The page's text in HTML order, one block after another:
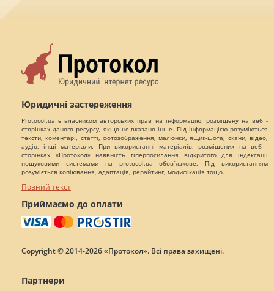
Юридичні застереження
Protocol.ua є власником авторських прав на інформацію, розміщену на веб -
сторінках даного ресурсу, якщо не вказано інше. Під інформацією розуміються
тексти, коментарі, статті, фотозображення, малюнки, ящик-шота, скани, відео,
аудіо, інші матеріали. При використанні матеріалів, розміщених на веб -
сторінках «Протокол» наявність гіперпосилання відкритого для індексації
пошуковими системами на protocol.ua обов`язкове. Під використанням
розуміється копіювання, адаптація, рерайтинг, модифікація тощо.
Повний текст
Приймаємо до оплати
Copyright © 2014-2026 «Протокол». Всі права захищені.
Партнери